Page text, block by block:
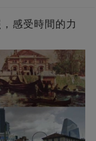
感受時間的力